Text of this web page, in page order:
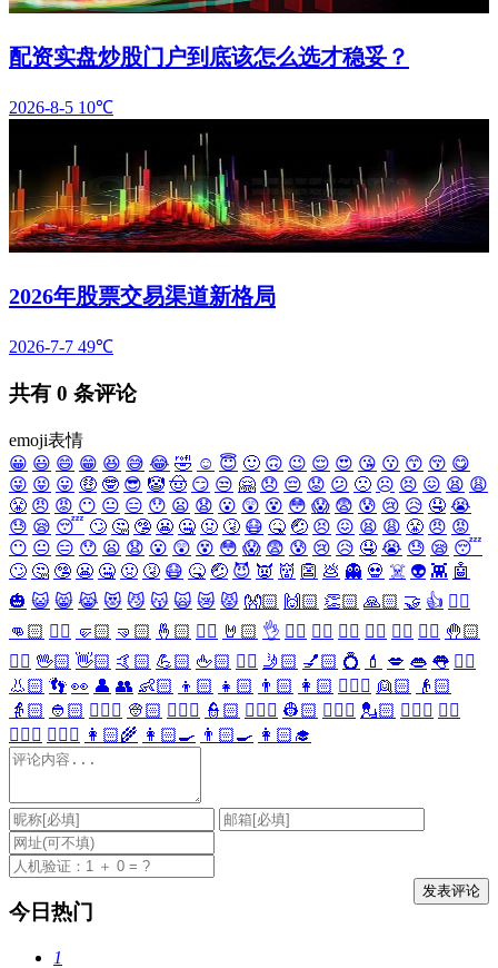
配资实盘炒股门户到底该怎么选才稳妥？
2026-8-5 10℃
2026年股票交易渠道新格局
2026-7-7 49℃
共有 0 条评论
emoji表情
😀 😃 😄 😁 😆 😅 😂 🤣 ☺️ 😇 🙂 🙃 😉 😌 😍 😘 😗 😙 😚 😋
😜 😝 😛 🤑 🤓 😎 🤡 🤠 😏 😒 🤗 😞 😔 😟 😕 🙁 ☹️ 😣 😖 😫 😩
😤 😠 😡 😶 😐 😑 😯 😦 😧 😮 😲 😵 😳 😱 😨 😰 😢 😥 🤤 😭
😓 😪 😴 🙄 🤔 🤥 😬 🤐 🤢 🤧 😷 🤒 🤕 😣 😖 😫 😩 😤 😠 😡
😶 😐 😑 😯 😦 😧 😮 😲 😵 😳 😱 😨 😰 😢 😥 🤤 😭 😓 😪 😴
🙄 🤔 🤥 😬 🤐 🤢 🤧 😷 🤒 🤕 😈 👿 👹 👺 💩 👻 💀 ☠️ 👽 👾 🤖
🎃 😺 😸 😹 😻 😼 😽 🙀 😿 😾 👐🏻 🙌🏻 👏🏻 🙏🏻 🤝 👍 👎🏻
👊🏻 ✊🏻 🤛🏻 🤜🏻 🤞🏻 ✌🏻 🤘🏻 👌 👈🏻 👉🏻 👆🏻 👇🏻 ☝🏻 ✋🏻 🤚🏻
🖐🏻 🖖🏻 👋🏻 🤙🏻 💪🏻 🖕🏻 ✍🏻 🤳🏻 💅🏻 💍 💄 💋 👄 👅 👂🏻
👃🏻 👣 👀 👤 👥 👶🏻 👦🏻 👧🏻 👨🏻 👩🏻 👱🏻‍♀️ 👱🏻
👴🏻
👵🏻 👲🏻 👳🏻‍♀️ 👳🏻 👮🏻‍♀️ 👮🏻 👷🏻‍♀️ 👷🏻 💂🏻‍♀️ 💂🏻 🕵🏻‍♀️ 🕵🏻
👩🏻‍⚕️ 👨🏻‍⚕️ 👩🏻‍🌾 👩🏻‍🍳 👨🏻‍🍳 👩🏻‍🎓
今日热门
1